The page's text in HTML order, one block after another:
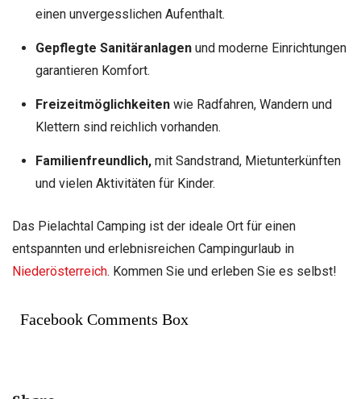
einen unvergesslichen Aufenthalt.
Gepflegte Sanitäranlagenund moderne Einrichtungen
garantieren Komfort.
Freizeitmöglichkeitenwie Radfahren, Wandern und
Klettern sind reichlich vorhanden.
Familienfreundlich, mit Sandstrand, Mietunterkünften
und vielen Aktivitäten für Kinder.
Das Pielachtal Camping ist der ideale Ort für einen
entspannten und erlebnisreichen Campingurlaub in
Niederösterreich. Kommen Sie und erleben Sie es selbst!
Facebook Comments Box